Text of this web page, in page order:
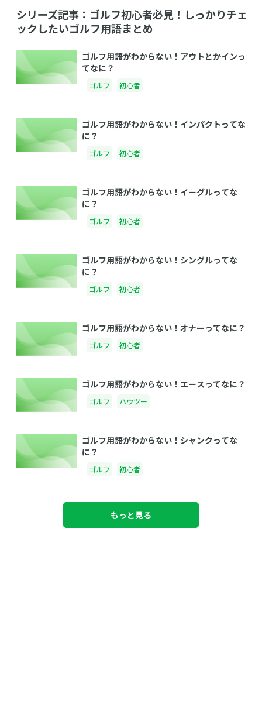
シリーズ記事：ゴルフ初心者必見！しっかりチェ
ックしたいゴルフ用語まとめ
ゴルフ用語がわからない！アウトとかインっ
てなに？
ゴルフ 初心者
ゴルフ用語がわからない！インパクトってな
に？
ゴルフ 初心者
ゴルフ用語がわからない！イーグルってな
に？
ゴルフ 初心者
ゴルフ用語がわからない！シングルってな
に？
ゴルフ 初心者
ゴルフ用語がわからない！オナーってなに？
ゴルフ 初心者
ゴルフ用語がわからない！エースってなに？
ゴルフ ハウツー
ゴルフ用語がわからない！シャンクってな
に？
ゴルフ 初心者
もっと見る